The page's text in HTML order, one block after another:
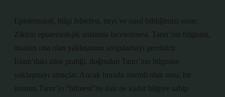
Epistemoloji, bilgi felsefesi, neyi ve nasıl bildiğimizi sorar.
Zikirin epistemolojik anlamda incelenmesi, Tanrı’nın bilgisini,
insanın ona olan yaklaşımını sorgulamayı gerektirir.
İslam’daki zikir pratiği, doğrudan Tanrı’nın bilgisine
yaklaşmayı amaçlar. Ancak burada önemli olan soru, bir
insanın Tanrı’yı “bilmesi”ne dair ne kadar bilgiye sahip